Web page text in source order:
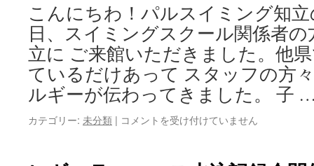
申
込
み
受
付
が
始
り
こんにちわ！パルスイミング知
日、スイミングスクール関係者
立に ご来館いただきました。他
ているだけあって スタッフの方
ルギーが伝わってきました。 子
カテゴリー: 未分類 | 元
コメントを受け付けていません